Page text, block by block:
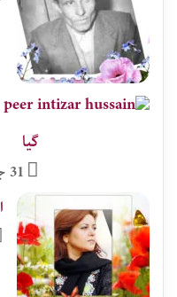
گیا
31 جولائی, 2026